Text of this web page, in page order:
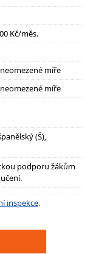
Kč/měs.
míře
míře
(Š),
podporu žákům
inspekce.